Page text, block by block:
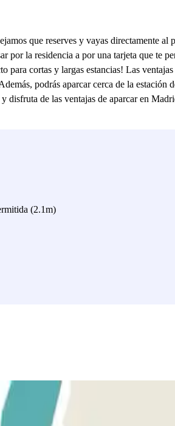
que reserves y vayas
por la residencia a por una tarjeta que te
para cortas y largas estancias! Las
podrás aparcar cerca de la
disfruta de las ventajas de aparcar en
(2.1m)